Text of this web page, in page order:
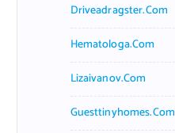
Driveadragster.com
Hematologa.com
Lizaivanov.com
Guesttinyhomes.com